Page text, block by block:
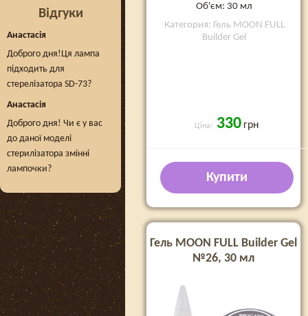
Відгуки
Анастасія
Доброго дня!Ця лампа
підходить для
стерелізатора SD-73?
Анастасія
Доброго дня! Чи є у вас
до даної моделі
стерилізатора змінні
лампочки?
Об'єм: 30 мл
Категория: Гель MOON FULL
Builder Gel
Ціна: 330 грн
Купити
Гель MOON FULL Builder Gel
№26, 30 мл